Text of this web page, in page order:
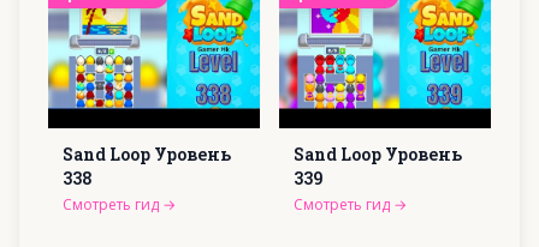
Sand Loop Уровень
338
Смотреть гид →
Sand Loop Уровень
339
Смотреть гид →